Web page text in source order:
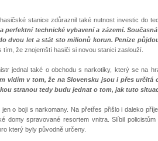
stanice zdůraznil také nutnost investic do
perfektní technické vybavení a zázemí.
dvou let a stát sto milionů korun. Peníze
tím, že znojemští hasiči si novou stanici zaslouží.
jednal také o obchodu s narkotiky, který se na
vidím v tom, že na Slovensku jsou i přes
stranou tedy budu jednat o tom, jak tuto
o boji s narkomany. Na přetřes přišlo i daleko
domy spravované resortem vnitra. Slíbil
který byly původně určeny.